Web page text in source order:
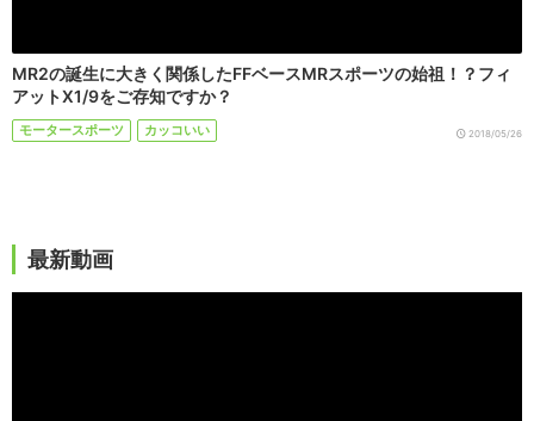
MR2の誕生に大きく関係したFFベースMRスポーツの始祖！？フィ
アットX1/9をご存知ですか？
モータースポーツ カッコいい 2018/05/26
最新動画